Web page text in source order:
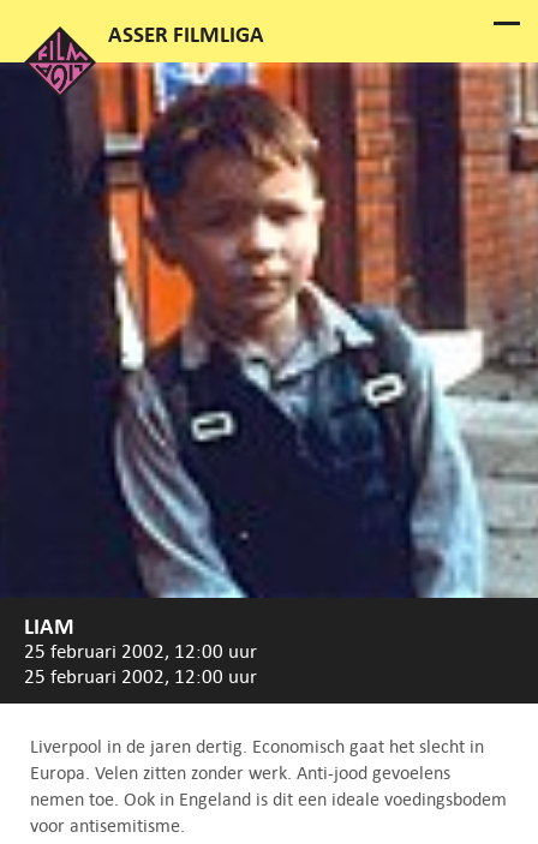
LIAM
25 februari 2002, 12:00 uur
25 februari 2002, 12:00 uur
Liverpool in de jaren dertig. Economisch gaat het slecht in
Europa. Velen zitten zonder werk. Anti-jood gevoelens
nemen toe. Ook in Engeland is dit een ideale voedingsbodem
voor antisemitisme.